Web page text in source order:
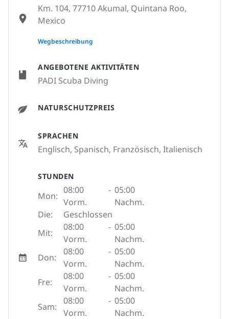
ANGEBOTENE AKTIVITÄTEN
PADI Scuba Diving
NATURSCHUTZPREIS
SPRACHEN
Englisch, Spanisch, Französisch, Italienisch
STUNDEN
Mon:
08:00
Vorm.
- 05:00
Nachm.
Die:
Geschlossen
Mit:
08:00
Vorm.
- 05:00
Nachm.
Don:
08:00
Vorm.
- 05:00
Nachm.
Fre:
08:00
Vorm.
- 05:00
Nachm.
Sam:
08:00
Vorm.
- 05:00
Nachm.
Km. 104, 77710 Akumal, Quintana Roo,
Mexico
None
Wegbeschreibung